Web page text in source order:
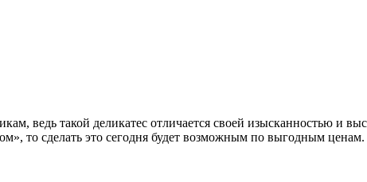
ведь такой деликатес отличается своей изысканностью и
то сделать это сегодня будет возможным по выгодным ценам.